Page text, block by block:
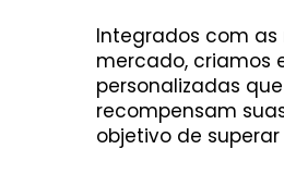
Integrados com
mercado, criamos
personalizadas
recompensam
objetivo de